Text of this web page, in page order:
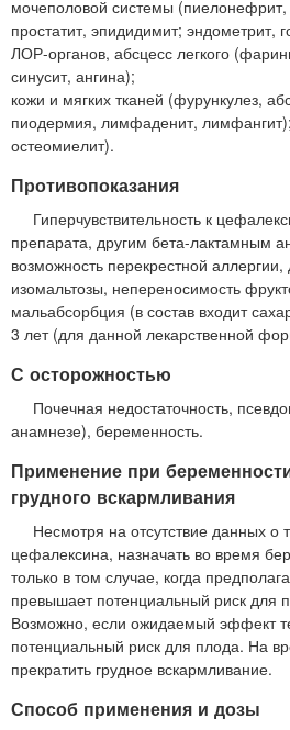
мочеполовой системы (пиелонефрит,
простатит, эпидидимит; эндометрит,
ЛОР-органов, абсцесс легкого
синусит, ангина);
кожи и мягких тканей (фурункулез,
пиодермия, лимфаденит, лимфангит);
остеомиелит).
Противопоказания
Гиперчувствительность к
препарата, другим бета-лактамным
возможность перекрестной
изомальтозы, непереносимость
мальабсорбция (в состав входит
3 лет (для данной лекарственной
С осторожностью
Почечная недостаточность,
анамнезе), беременность.
Применение при
грудного вскармливания
Несмотря на отсутствие данных о
цефалексина, назначать во время
только в том случае, когда
превышает потенциальный риск для
Возможно, если ожидаемый эффект
потенциальный риск для плода. На
прекратить грудное вскармливание.
Способ применения и дозы